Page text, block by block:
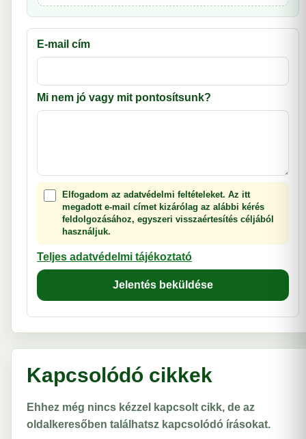
E-mail cím
Mi nem jó vagy mit pontosítsunk?
Elfogadom az adatvédelmi feltételeket. Az itt
megadott e-mail címet kizárólag az alábbi kérés
feldolgozásához, egyszeri visszaértesítés céljából
használjuk.
Teljes adatvédelmi tájékoztató
Jelentés beküldése
Kapcsolódó cikkek
Ehhez még nincs kézzel kapcsolt cikk, de az
oldalkeresőben találhatsz kapcsolódó írásokat.